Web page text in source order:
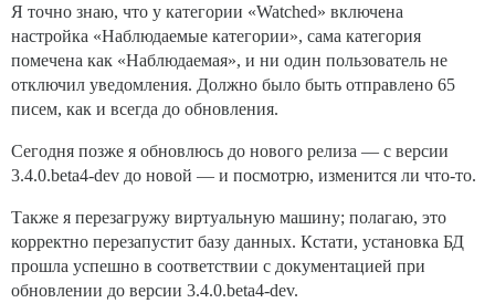
/var/www/discourse/vendor/bundle/ruby/3.3.0/gems/
/var/www/discourse/vendor/bundle/ruby/3.3.0/gems/
/var/www/discourse/app/jobs/scheduled/
/var/www/discourse/vendor/bundle/ruby/3.3.0/
/var/www/discourse/app/jobs/scheduled/
/var/www/discourse/app/jobs/scheduled/
/var/www/discourse/vendor/bundle/ruby/3.3.0/gems/
/var/www/discourse/vendor/bundle/ruby/3.3.0/gems/
/var/www/discourse/app/jobs/base.rb:299:in `each'
/var/www/discourse/app/jobs/base.rb:299:in `perform'
/var/www/discourse/app/jobs/base.rb:379:in `perform'
/var/www/discourse/vendor/bundle/ruby/3.3.0/gems/
/var/www/discourse/vendor/bundle/ruby/3.3.0/gems/
Я точно знаю, что у категории «Watched» включена
настройка «Наблюдаемые категории», сама категория
помечена как «Наблюдаемая», и ни один пользователь не
отключил уведомления. Должно было быть отправлено 65
писем, как и всегда до обновления.
Сегодня позже я обновлюсь до нового релиза — с версии
3.4.0.beta4-dev до новой — и посмотрю, изменится ли что-то.
Также я перезагружу виртуальную машину; полагаю, это
корректно перезапустит базу данных. Кстати, установка БД
прошла успешно в соответствии с документацией при
обновлении до версии 3.4.0.beta4-dev.